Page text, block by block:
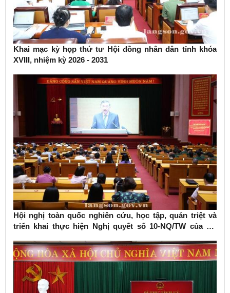
Khai mạc kỳ họp thứ tư Hội đồng nhân dân tỉnh khóa
XVIII, nhiệm kỳ 2026 - 2031
Hội nghị toàn quốc nghiên cứu, học tập, quán triệt và
triển khai thực hiện Nghị quyết số 10-NQ/TW của Bộ